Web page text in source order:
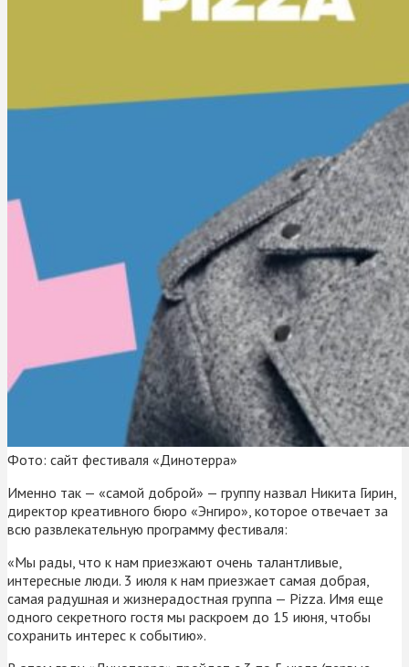
Фото: сайт фестиваля «Динотерра»
Именно так — «самой доброй» — группу назвал Никита Гирин,
директор креативного бюро «Энгиро», которое отвечает за
всю развлекательную программу фестиваля:
«Мы рады, что к нам приезжают очень талантливые,
интересные люди. 3 июля к нам приезжает самая добрая,
самая радушная и жизнерадостная группа — Pizza. Имя еще
одного секретного гостя мы раскроем до 15 июня, чтобы
сохранить интерес к событию».